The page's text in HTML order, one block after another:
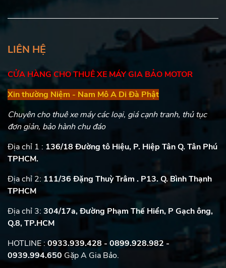
LIÊN HỆ
CỬA HÀNG CHO THUÊ XE MÁY GIA BẢO MOTOR
Xin thường Niệm - Nam Mô A Di Đà Phật
Chuyên cho thuê xe máy các loại, giá cạnh tranh, thủ tục
đơn giản, bảo hành chu đáo
Địa chỉ 1 : 136/18 Đường tô Hiệu, P. Hiệp Tân Q. Tân Phú
TPHCM.
Địa chỉ 2: 111/36 Đặng Thuỳ Trâm . P13. Q. Bình Thạnh
TPHCM
Địa chỉ 3: 304/17a, Đường Phạm Thế Hiển, P Gạch ông,
Q.8, TP.HCM
HOTLINE : 0933.939.428 - 0899.928.982 -
0939.994.650 Gặp A Gia Bảo.